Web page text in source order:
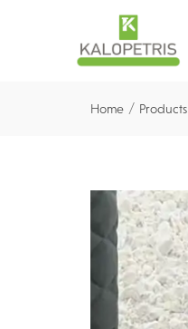
Home / Products